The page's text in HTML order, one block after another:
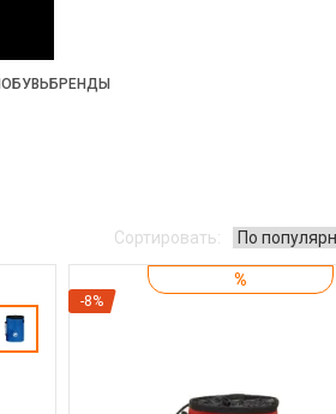
ОБУВЬ БРЕНДЫ
Сортировать:
%
-8%